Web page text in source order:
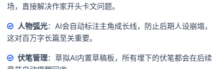
场，直接解决作家开头卡文问题。
人物弧光：AI会自动标注主角成长线，防止后期人设崩塌，
这对百万字长篇至关重要。
伏笔管理：草拟AI内置草稿板，所有埋下的伏笔都会在后续